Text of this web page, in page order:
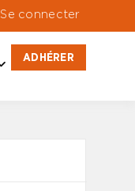
Se connecter
ADHÉRER